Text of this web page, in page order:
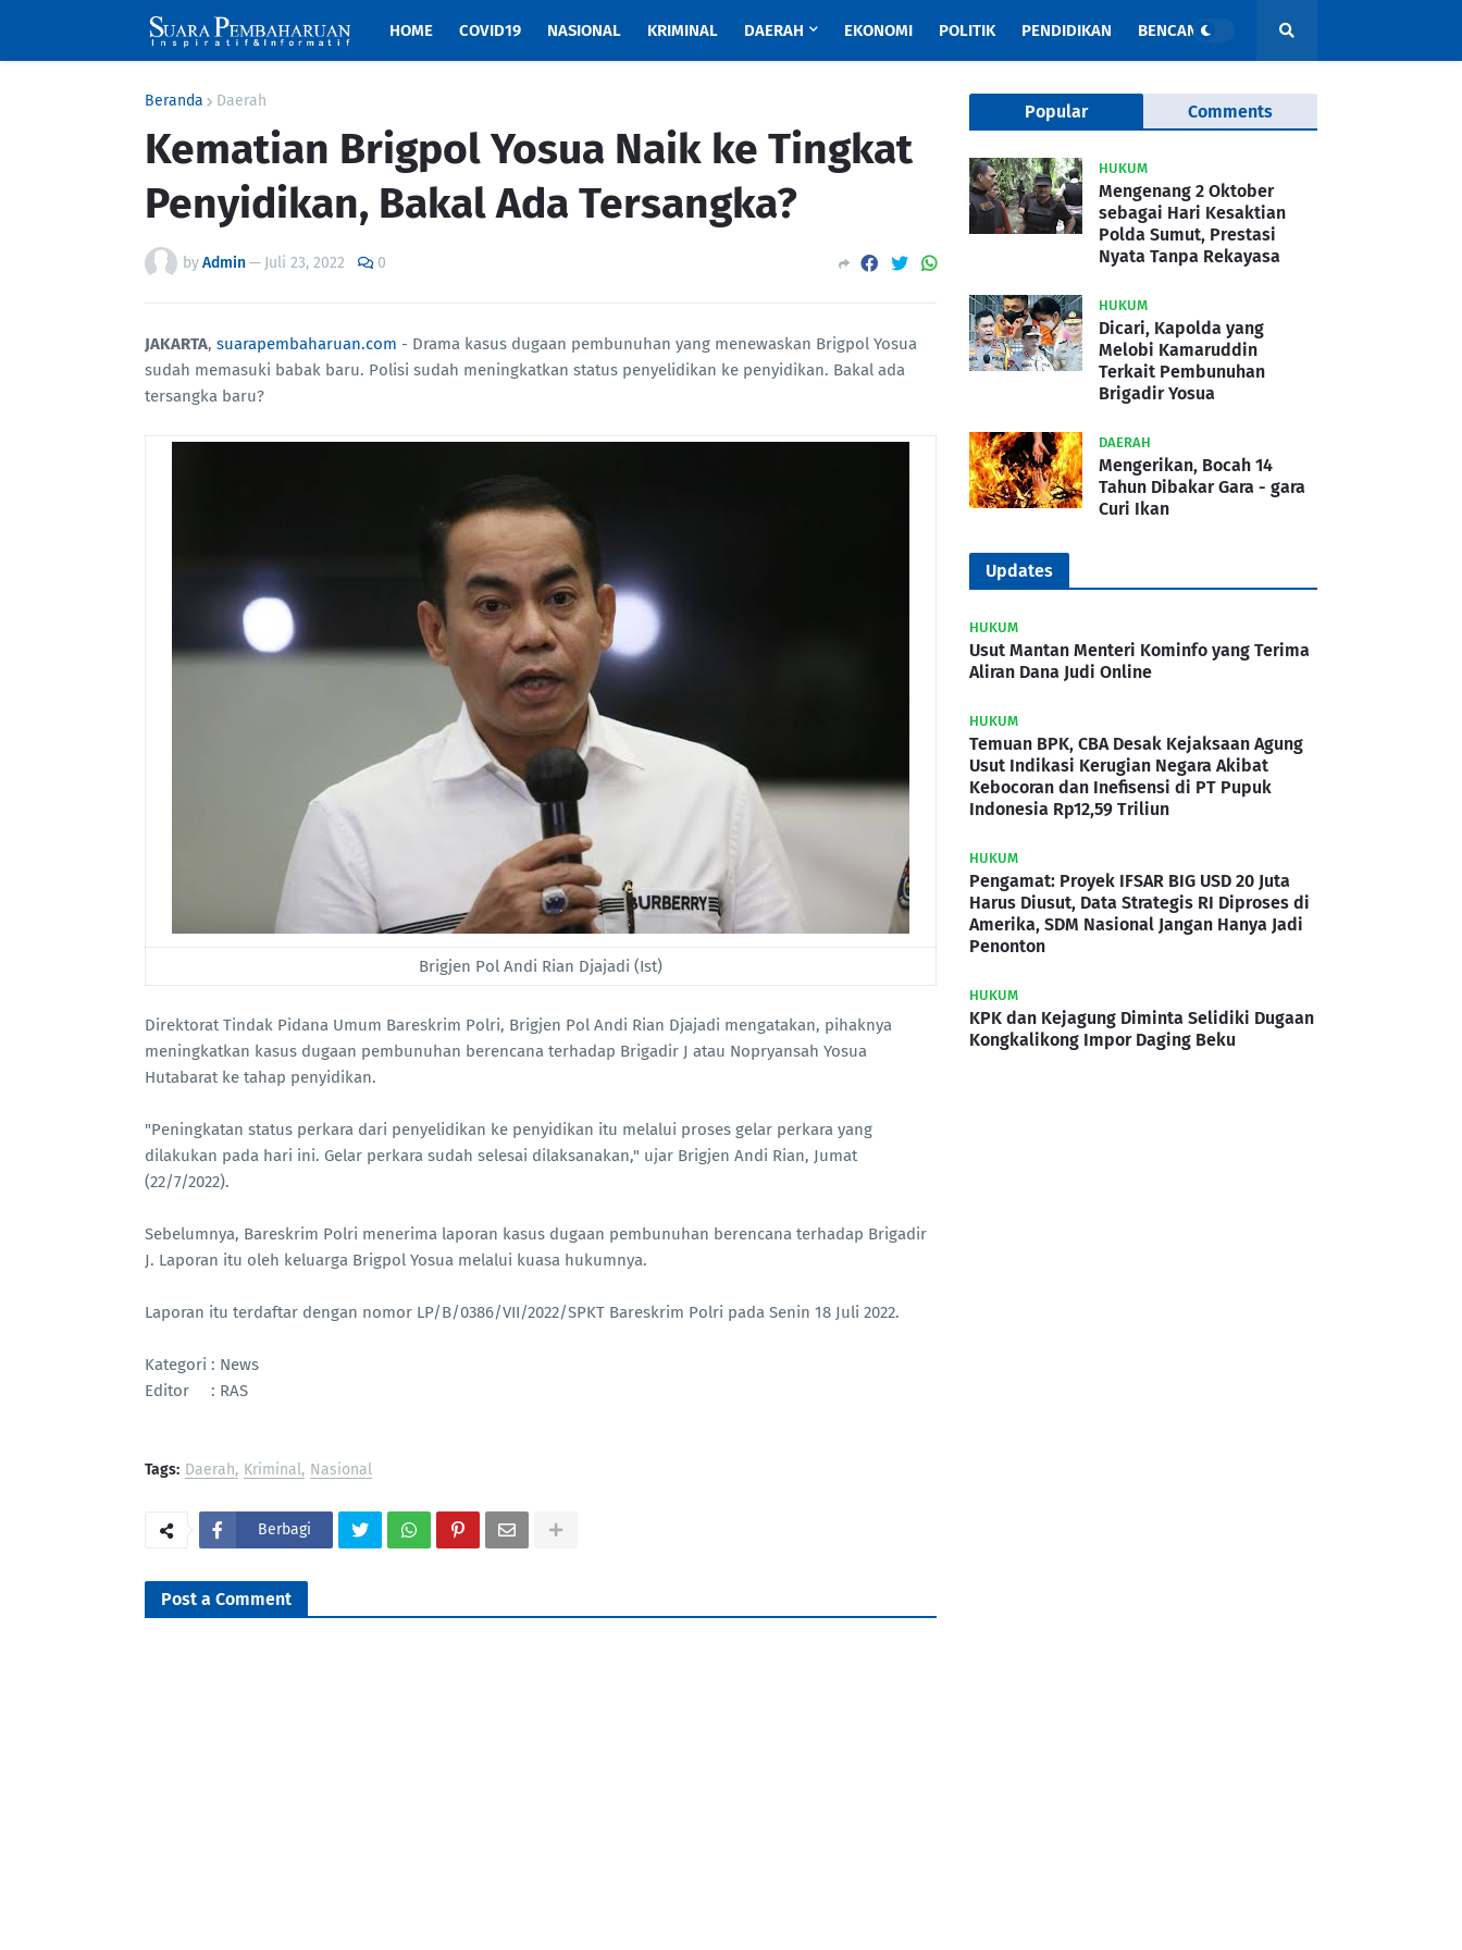
HOME COVID19 NASIONAL KRIMINAL DAERAH EKONOMI POLITIK PENDIDIKAN BENCANA
Beranda Daerah
Kematian Brigpol Yosua Naik ke Tingkat
Penyidikan, Bakal Ada Tersangka?
byAdmin— Juli 23, 2022 0
JAKARTA, suarapembaharuan.com - Drama kasus dugaan pembunuhan yang menewaskan Brigpol Yosua
sudah memasuki babak baru. Polisi sudah meningkatkan status penyelidikan ke penyidikan. Bakal ada
tersangka baru?
Brigjen Pol Andi Rian Djajadi (Ist)
Direktorat Tindak Pidana Umum Bareskrim Polri, Brigjen Pol Andi Rian Djajadi mengatakan, pihaknya
meningkatkan kasus dugaan pembunuhan berencana terhadap Brigadir J atau Nopryansah Yosua
Hutabarat ke tahap penyidikan.
"Peningkatan status perkara dari penyelidikan ke penyidikan itu melalui proses gelar perkara yang
dilakukan pada hari ini. Gelar perkara sudah selesai dilaksanakan," ujar Brigjen Andi Rian, Jumat
(22/7/2022).
Sebelumnya, Bareskrim Polri menerima laporan kasus dugaan pembunuhan berencana terhadap Brigadir
J. Laporan itu oleh keluarga Brigpol Yosua melalui kuasa hukumnya.
Laporan itu terdaftar dengan nomor LP/B/0386/VII/2022/SPKT Bareskrim Polri pada Senin 18 Juli 2022.
Kategori : News
Editor : RAS
Tags: Daerah Kriminal Nasional
Berbagi
Post a Comment
Popular Comments
HUKUM
Mengenang 2 Oktober
sebagai Hari Kesaktian
Polda Sumut, Prestasi
Nyata Tanpa Rekayasa
HUKUM
Dicari, Kapolda yang
Melobi Kamaruddin
Terkait Pembunuhan
Brigadir Yosua
DAERAH
Mengerikan, Bocah 14
Tahun Dibakar Gara - gara
Curi Ikan
Updates
HUKUM
Usut Mantan Menteri Kominfo yang Terima
Aliran Dana Judi Online
HUKUM
Temuan BPK, CBA Desak Kejaksaan Agung
Usut Indikasi Kerugian Negara Akibat
Kebocoran dan Inefisensi di PT Pupuk
Indonesia Rp12,59 Triliun
HUKUM
Pengamat: Proyek IFSAR BIG USD 20 Juta
Harus Diusut, Data Strategis RI Diproses di
Amerika, SDM Nasional Jangan Hanya Jadi
Penonton
HUKUM
KPK dan Kejagung Diminta Selidiki Dugaan
Kongkalikong Impor Daging Beku